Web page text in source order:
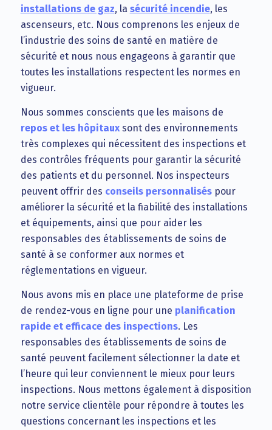
installations de gaz, la sécurité incendie, les
ascenseurs, etc. Nous comprenons les enjeux de
l’industrie des soins de santé en matière de
sécurité et nous nous engageons à garantir que
toutes les installations respectent les normes en
vigueur.
Nous sommes conscients que les maisons de
repos et les hôpitauxsont des environnements
très complexes qui nécessitent des inspections et
des contrôles fréquents pour garantir la sécurité
des patients et du personnel. Nos inspecteurs
peuvent offrir des conseils personnaliséspour
améliorer la sécurité et la fiabilité des installations
et équipements, ainsi que pour aider les
responsables des établissements de soins de
santé à se conformer aux normes et
réglementations en vigueur.
Nous avons mis en place une plateforme de prise
de rendez-vous en ligne pour une planification
rapide et efficace des inspections. Les
responsables des établissements de soins de
santé peuvent facilement sélectionner la date et
l’heure qui leur conviennent le mieux pour leurs
inspections. Nous mettons également à disposition
notre service clientèle pour répondre à toutes les
questions concernant les inspections et les